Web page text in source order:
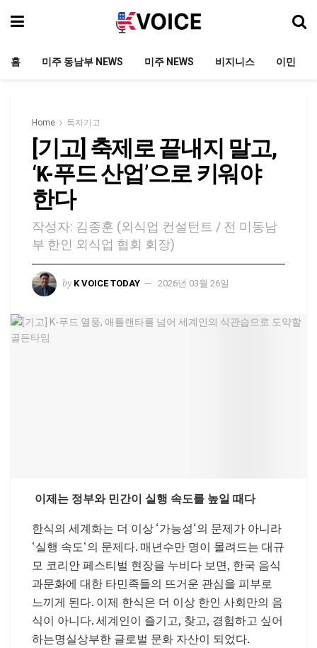
홈 미주 동남부 NEWS 미주 NEWS 비지니스 이민
Home 독자기고
[기고] 축제로 끝내지 말고,
‘K-푸드 산업’으로 키워야
한다
작성자: 김종훈 (외식업 컨설턴트 / 전 미동남
부 한인 외식업 협회 회장)
by K VOICE TODAY 2026년 03월 26일
이제는 정부와 민간이 실행 속도를 높일 때다
한식의 세계화는 더 이상‘가능성‘의 문제가 아니라
‘실행 속도‘의 문제다. 매년수만 명이 몰려드는 대규
모 코리안페스티벌 현장을 누비다 보면, 한국 음식
과문화에 대한 타민족들의 뜨거운 관심을 피부로
느끼게 된다. 이제 한식은 더 이상 한인 사회만의 음
식이 아니다.세계인이 즐기고, 찾고, 경험하고 싶어
하는명실상부한 글로벌 문화 자산이 되었다.